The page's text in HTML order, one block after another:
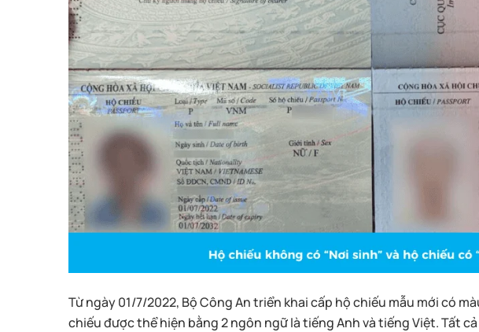
Từ ngày 01/7/2022, Bộ Công An triển khai cấp hộ chiếu mẫu mới có
chiếu được thể hiện bằng 2 ngôn ngữ là tiếng Anh và tiếng Việt. Tất